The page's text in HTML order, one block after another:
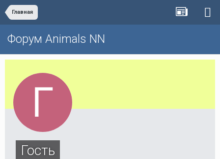
Главная
Форум Animals NN
Гость